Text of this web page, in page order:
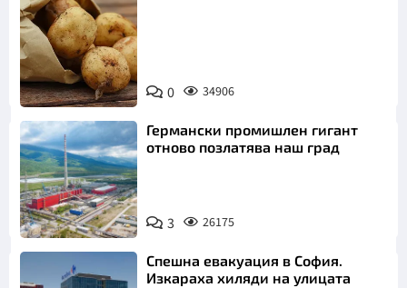
Снимка:
Пиксабей
0 34906
Германски промишлен гигант
отново позлатява наш град
3 26175
Спешна евакуация в София.
Изкараха хиляди на улицата